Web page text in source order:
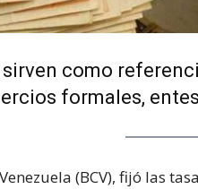
sirven como
formales,
(BCV), fijó las